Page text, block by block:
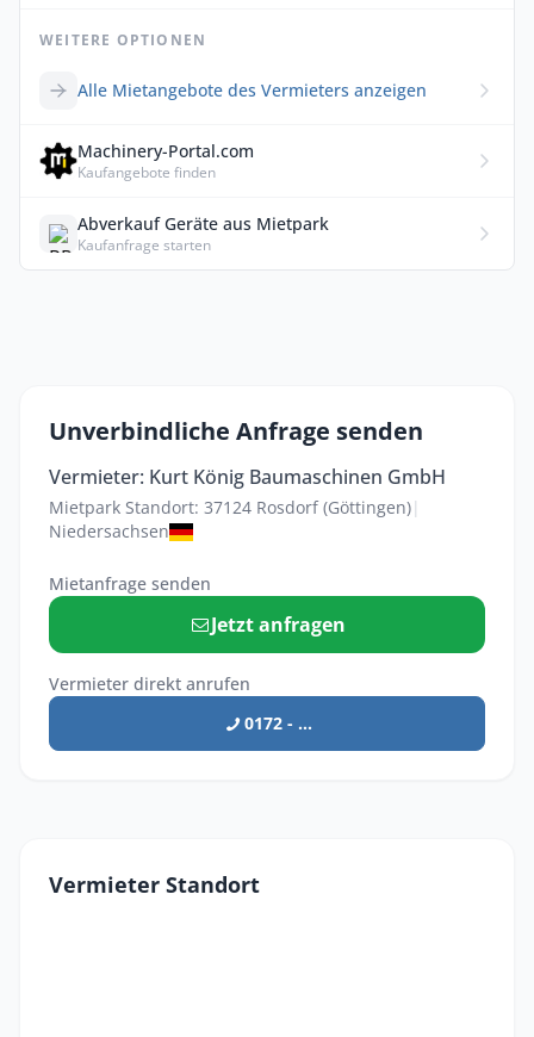
WEITERE OPTIONEN
Alle Mietangebote des Vermieters anzeigen
Machinery-Portal.com
Kaufangebote finden
Abverkauf Geräte aus Mietpark
Kaufanfrage starten
Unverbindliche Anfrage senden
Vermieter: Kurt König Baumaschinen GmbH
Mietpark Standort: 37124 Rosdorf (Göttingen)|
Niedersachsen
Mietanfrage senden
Jetzt anfragen
Vermieter direkt anrufen
0172 - ...
Vermieter Standort